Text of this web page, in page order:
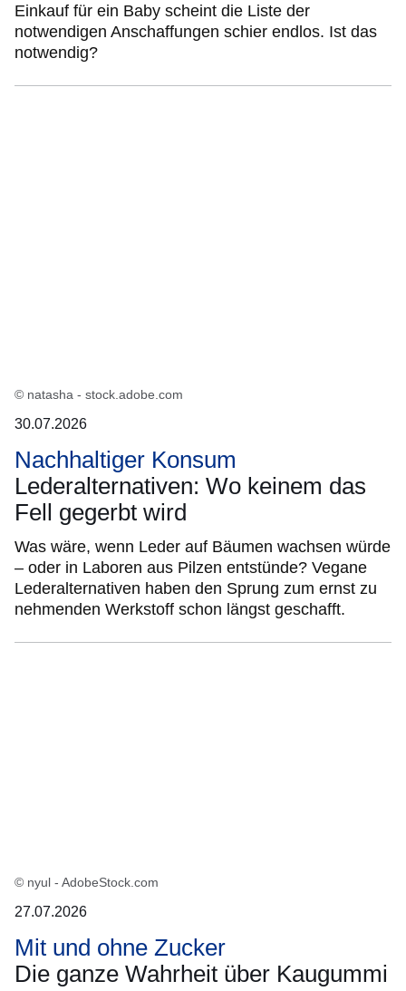
Einkauf für ein Baby scheint die Liste der
notwendigen Anschaffungen schier endlos. Ist das
notwendig?
© natasha - stock.adobe.com
30.07.2026
Nachhaltiger Konsum
Lederalternativen: Wo keinem das
Fell gegerbt wird
Was wäre, wenn Leder auf Bäumen wachsen würde
– oder in Laboren aus Pilzen entstünde? Vegane
Lederalternativen haben den Sprung zum ernst zu
nehmenden Werkstoff schon längst geschafft.
© nyul - AdobeStock.com
27.07.2026
Mit und ohne Zucker
Die ganze Wahrheit über Kaugummi